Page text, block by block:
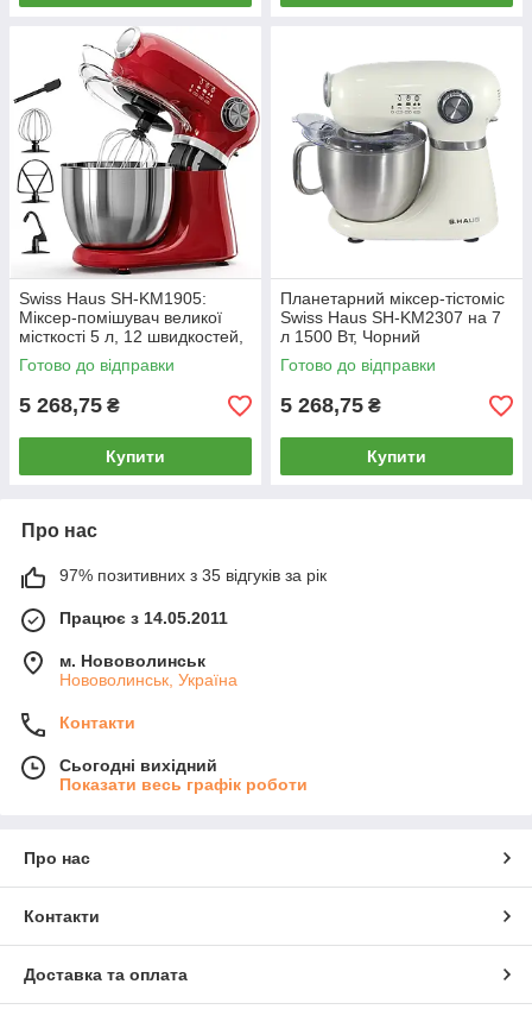
Swiss Haus SH-KM1905:
Міксер-помішувач великої
місткості 5 л, 12 швидкостей,
багатофункціональний, 1000
Вт - червоний
Готово до відправки
5 268,75 ₴
Купити
Планетарний міксер-тістоміс
Swiss Haus SH-KM2307 на 7
л 1500 Вт, Чорний
Готово до відправки
5 268,75 ₴
Купити
Про нас
97% позитивних з 35 відгуків за рік
Працює з 14.05.2011
м. Нововолинськ
Нововолинськ, Україна
Контакти
Сьогодні вихідний
Показати весь графік роботи
Про нас
Контакти
Доставка та оплата